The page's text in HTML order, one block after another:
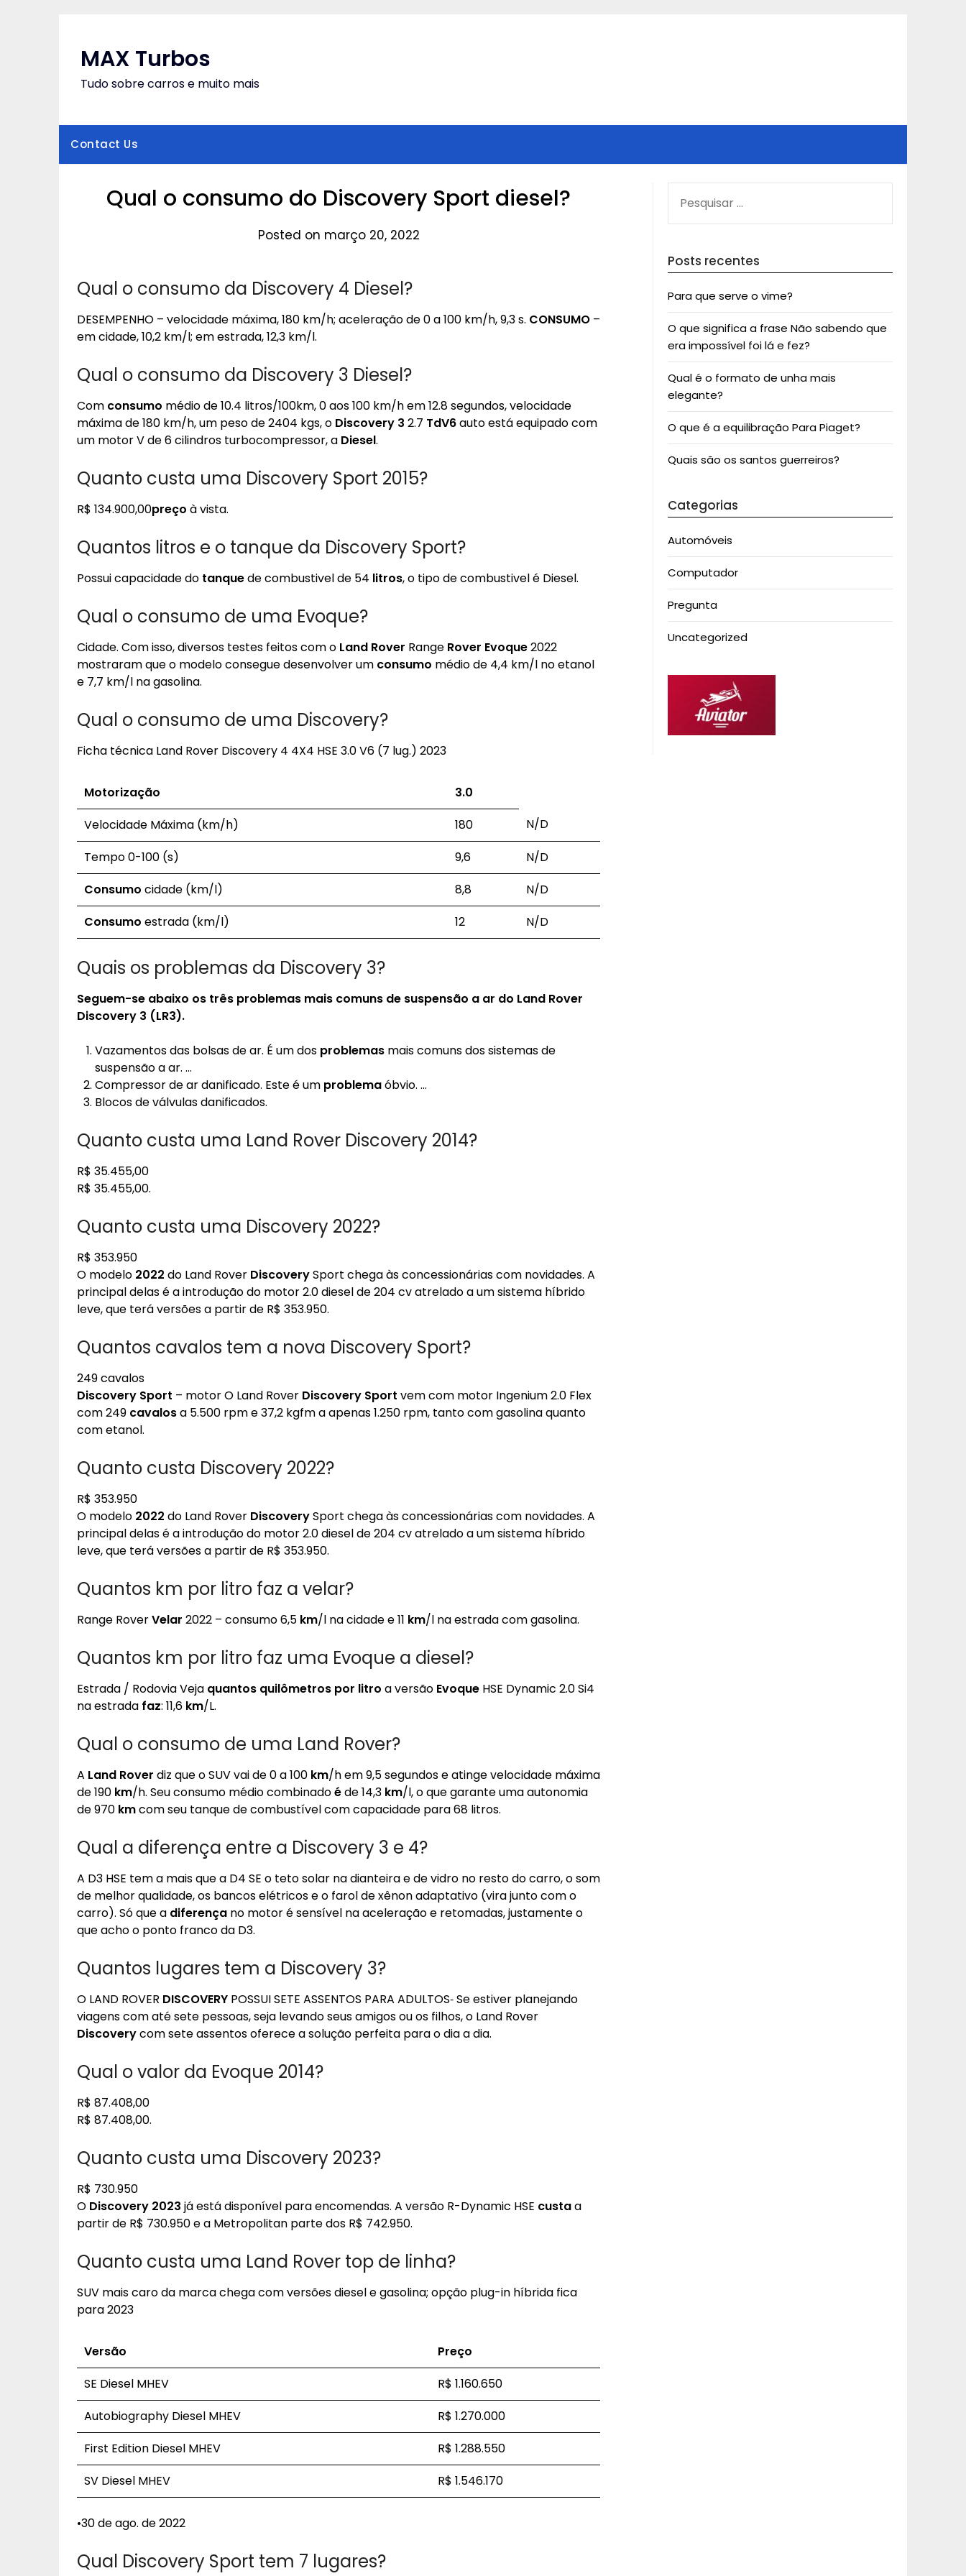
MAX Turbos
Tudo sobre carros e muito mais
Contact Us
Qual o consumo do Discovery Sport diesel?
Posted on março 20, 2022
Qual o consumo da Discovery 4 Diesel?
DESEMPENHO – velocidade máxima, 180 km/h; aceleração de 0 a 100 km/h, 9,3 s. CONSUMO –
em cidade, 10,2 km/l; em estrada, 12,3 km/l.
Qual o consumo da Discovery 3 Diesel?
Com consumo médio de 10.4 litros/100km, 0 aos 100 km/h em 12.8 segundos, velocidade
máxima de 180 km/h, um peso de 2404 kgs, o Discovery 3 2.7 TdV6auto está equipado com
um motor V de 6 cilindros turbocompressor, a Diesel.
Quanto custa uma Discovery Sport 2015?
R$ 134.900,00preço à vista.
Quantos litros e o tanque da Discovery Sport?
Possui capacidade do tanquede combustivel de 54 litros, o tipo de combustivel é Diesel.
Qual o consumo de uma Evoque?
Cidade. Com isso, diversos testes feitos com o Land Rover Range Rover Evoque2022
mostraram que o modelo consegue desenvolver um consumo médio de 4,4 km/l no etanol
e 7,7 km/l na gasolina.
Qual o consumo de uma Discovery?
Ficha técnica Land Rover Discovery 4 4X4 HSE 3.0 V6 (7 lug.) 2023
Motorização
3.0
Velocidade Máxima (km/h)
180
N/D
Tempo 0-100 (s)
9,6
N/D
Consumo cidade (km/l) 8,8
N/D
Consumo estrada (km/l) 12 N/D
Quais os problemas da Discovery 3?
Seguem-se abaixo os três problemas mais comuns de suspensão a ar do Land Rover
Discovery 3 (LR3).
Vazamentos das bolsas de ar. É um dos problemas mais comuns dos sistemas de
suspensão a ar. …
Compressor de ar danificado. Este é um problemaóbvio. …
Blocos de válvulas danificados.
Quanto custa uma Land Rover Discovery 2014?
R$ 35.455,00
R$ 35.455,00.
Quanto custa uma Discovery 2022?
R$ 353.950
O modelo 2022 do Land Rover DiscoverySport chega às concessionárias com novidades. A
principal delas é a introdução do motor 2.0 diesel de 204 cv atrelado a um sistema híbrido
leve, que terá versões a partir de R$ 353.950.
Quantos cavalos tem a nova Discovery Sport?
249 cavalos
Discovery Sport – motor O Land Rover Discovery Sport vem com motor Ingenium 2.0 Flex
com 249 cavalosa 5.500 rpm e 37,2 kgfm a apenas 1.250 rpm, tanto com gasolina quanto
com etanol.
Quanto custa Discovery 2022?
R$ 353.950
O modelo 2022 do Land Rover DiscoverySport chega às concessionárias com novidades. A
principal delas é a introdução do motor 2.0 diesel de 204 cv atrelado a um sistema híbrido
leve, que terá versões a partir de R$ 353.950.
Quantos km por litro faz a velar?
Range RoverVelar 2022 – consumo 6,5 km/l na cidade e 11 km/l na estrada com gasolina.
Quantos km por litro faz uma Evoque a diesel?
Estrada / Rodovia Veja quantos quilômetros por litro a versão Evoque HSE Dynamic 2.0 Si4
na estrada faz: 11,6 km/L.
Qual o consumo de uma Land Rover?
A Land Rover diz que o SUV vai de 0 a 100 km/h em 9,5 segundos e atinge velocidade máxima
de 190 km/h. Seu consumo médio combinadoéde 14,3 km/l, o que garante uma autonomia
de 970 kmcom seu tanque de combustível com capacidade para 68 litros.
Qual a diferença entre a Discovery 3 e 4?
A D3 HSE tem a mais que a D4 SE o teto solar na dianteira e de vidro no resto do carro, o som
de melhor qualidade, os bancos elétricos e o farol de xênon adaptativo (vira junto com o
carro). Só que a diferença no motor é sensível na aceleração e retomadas, justamente o
que acho o ponto franco da D3.
Quantos lugares tem a Discovery 3?
O LAND ROVER DISCOVERY POSSUI SETE ASSENTOS PARA ADULTOS‑ Se estiver planejando
viagens com até sete pessoas, seja levando seus amigos ou os filhos, o Land Rover
Discoverycom sete assentos oferece a solução perfeita para o dia a dia.
Qual o valor da Evoque 2014?
R$ 87.408,00
R$ 87.408,00.
Quanto custa uma Discovery 2023?
R$ 730.950
O Discovery 2023 já está disponível para encomendas. A versão R-Dynamic HSE custaa
partir de R$ 730.950 e a Metropolitan parte dos R$ 742.950.
Quanto custa uma Land Rover top de linha?
SUV mais caro da marca chega com versões diesel e gasolina; opção plug-in híbrida fica
para 2023
Versão
Preço
SE Diesel MHEV
R$ 1.160.650
Autobiography Diesel MHEV
R$ 1.270.000
First Edition Diesel MHEV
R$ 1.288.550
SV Diesel MHEV
R$ 1.546.170
•30 de ago. de 2022
Qual Discovery Sport tem 7 lugares?
POR:
Posts recentes
Para que serve o vime?
O que significa a frase Não sabendo que
era impossível foi lá e fez?
Qual é o formato de unha mais
elegante?
O que é a equilibração Para Piaget?
Quais são os santos guerreiros?
Categorias
Automóveis
Computador
Pregunta
Uncategorized